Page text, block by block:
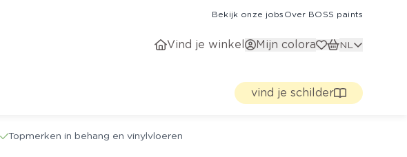
Bekijk onze jobs Over BOSS paints
Vind je winkel Mijn colora NL
vind je schilder
Topmerken in behang en vinylvloeren